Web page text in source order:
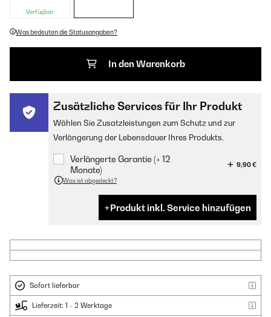
Verfügbar
Was bedeuten die Statusangaben?
In den Warenkorb
Zusätzliche Services für Ihr Produkt
Wählen Sie Zusatzleistungen zum Schutz und zur
Verlängerung der Lebensdauer Ihres Produkts.
Verlängerte Garantie (+ 12
Monate)
9,90 €
Was ist abgedeckt?
Produkt inkl. Service hinzufügen
Sofort lieferbar
Lieferzeit: 1 - 2 Werktage